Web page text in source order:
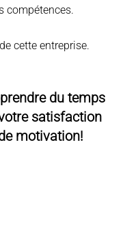
compétences.
cette entreprise.
du temps
satisfaction
motivation!